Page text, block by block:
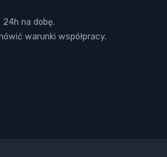
na dobę.
warunki współpracy.